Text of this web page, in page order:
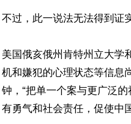
不过，此一说法无法得到证
美国俄亥俄州肯特州立大学
机和嫌犯的心理状态等信息
钟，“把单一个案与更广泛
有勇气和社会责任，促使中